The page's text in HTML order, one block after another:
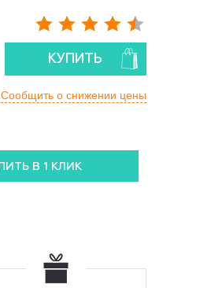
КУПИТЬ
Сообщить о снижении цены